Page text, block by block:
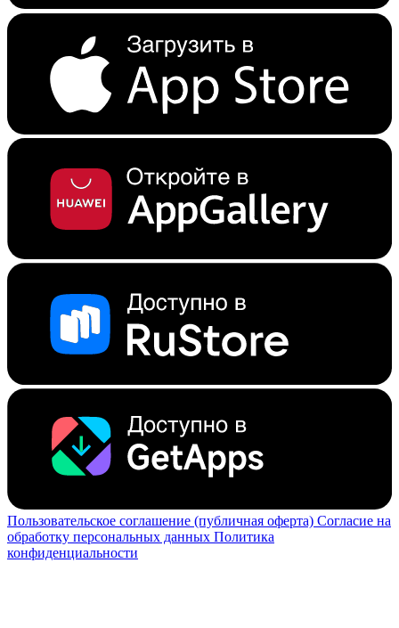
Пользовательское соглашение (публичная оферта) Согласие на
обработку персональных данных Политика
конфиденциальности